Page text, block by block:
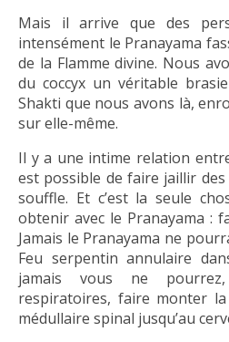
Mais il arrive que des
intensément le Pranayama
de la Flamme divine. Nous
du coccyx un véritable
Shakti que nous avons là,
sur elle-même.
Il y a une intime relation
est possible de faire jaillir
souffle. Et c’est la seule
obtenir avec le Pranayama :
Jamais le Pranayama ne
Feu serpentin annulaire
jamais vous ne
respiratoires, faire monter
médullaire spinal jusqu’au